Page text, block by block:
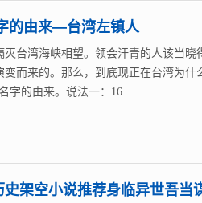
的由来—台湾左镇人
台湾海峡相望。领会汗青的人该当晓
而来的。那么，到底现正在台湾为什
字的由来。说法一：16...
架空小说推荐身临异世吾当